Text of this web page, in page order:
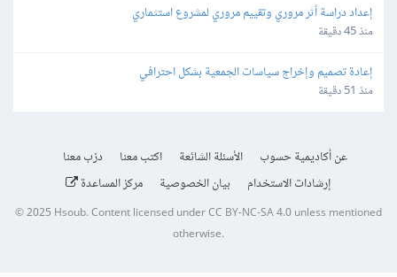
إعداد دراسة أثر مروري وتقييم مروري لمشروع استثماري
منذ 45 دقيقة
إعادة تصميم وإخراج سياسات الجمعية بشكل احترافي
منذ 51 دقيقة
عن أكاديمية حسوب الأسئلة الشائعة اكتب معنا
درّب معنا
إرشادات الاستخدام
بيان الخصوصية مركز المساعدة
© 2025 Hsoub.Content licensed underCC BY-NC-SA 4.0unless mentioned
otherwise.